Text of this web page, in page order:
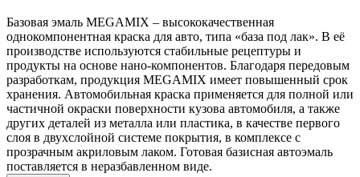
Базовая эмаль MEGAMIX – высококачественная
однокомпонентная краска для авто, типа «база под лак». В её
производстве используются стабильные рецептуры и
продукты на основе нано-компонентов. Благодаря передовым
разработкам, продукция MEGAMIX имеет повышенный срок
хранения. Автомобильная краска применяется для полной или
частичной окраски поверхности кузова автомобиля, а также
других деталей из металла или пластика, в качестве первого
слоя в двухслойной системе покрытия, в комплексе с
прозрачным акриловым лаком. Готовая базисная автоэмаль
поставляется в неразбавленном виде.